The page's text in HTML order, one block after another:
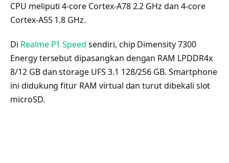
CPU meliputi 4-core Cortex-A78 2.2 GHz dan 4-core
Cortex-A55 1.8 GHz.
Di Realme P1 Speed sendiri, chip Dimensity 7300
Energy tersebut dipasangkan dengan RAM LPDDR4x
8/12 GB dan storage UFS 3.1 128/256 GB. Smartphone
ini didukung fitur RAM virtual dan turut dibekali slot
microSD.